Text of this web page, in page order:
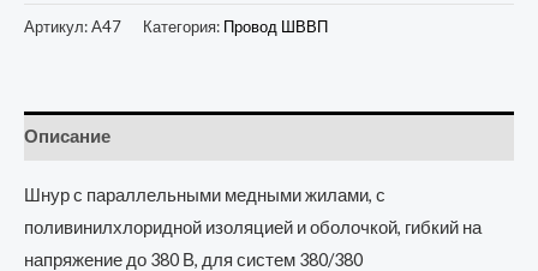
Артикул:A47 Категория: Провод ШВВП
Описание
Шнур с параллельными медными жилами, с
поливинилхлоридной изоляцией и оболочкой, гибкий на
напряжение до 380 В, для систем 380/380